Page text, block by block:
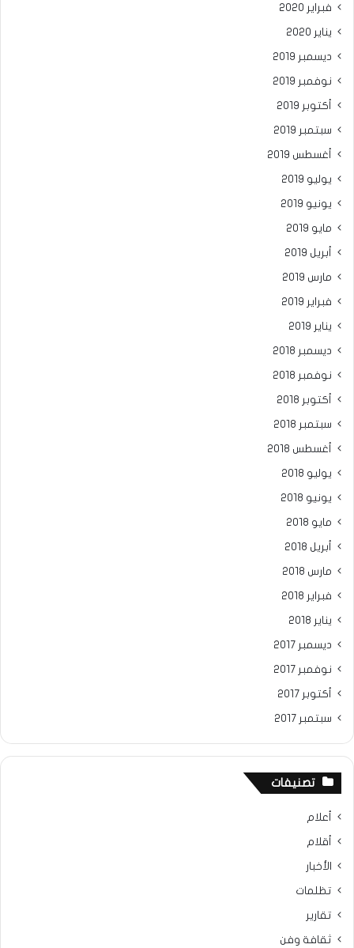
فبراير 2020
يناير 2020
ديسمبر 2019
نوفمبر 2019
أكتوبر 2019
سبتمبر 2019
أغسطس 2019
يوليو 2019
يونيو 2019
مايو 2019
أبريل 2019
مارس 2019
فبراير 2019
يناير 2019
ديسمبر 2018
نوفمبر 2018
أكتوبر 2018
سبتمبر 2018
أغسطس 2018
يوليو 2018
يونيو 2018
مايو 2018
أبريل 2018
مارس 2018
فبراير 2018
يناير 2018
ديسمبر 2017
نوفمبر 2017
أكتوبر 2017
سبتمبر 2017
تصنيفات
أعلام
أقلام
الأخبار
تظلمات
تقارير
ثقافة وفن